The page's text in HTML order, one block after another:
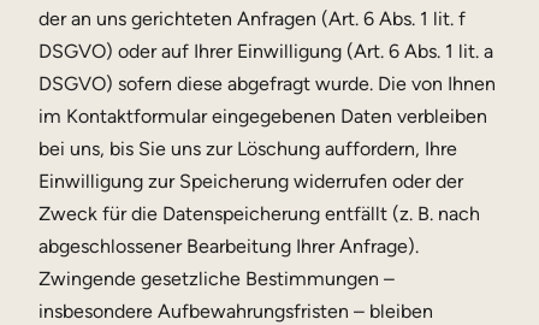
der an uns gerichteten Anfragen (Art. 6 Abs. 1 lit. f
DSGVO) oder auf Ihrer Einwilligung (Art. 6 Abs. 1 lit. a
DSGVO) sofern diese abgefragt wurde. Die von Ihnen
im Kontaktformular eingegebenen Daten verbleiben
bei uns, bis Sie uns zur Löschung auffordern, Ihre
Einwilligung zur Speicherung widerrufen oder der
Zweck für die Datenspeicherung entfällt (z. B. nach
abgeschlossener Bearbeitung Ihrer Anfrage).
Zwingende gesetzliche Bestimmungen –
insbesondere Aufbewahrungsfristen – bleiben